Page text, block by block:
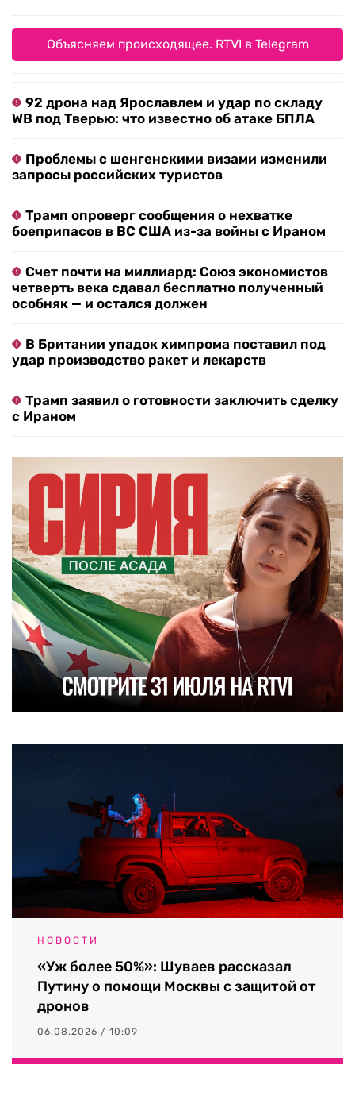
Объясняем происходящее. RTVI в Telegram
92 дрона над Ярославлем и удар по складу
WB под Тверью: что известно об атаке БПЛА
Проблемы с шенгенскими визами изменили
запросы российских туристов
Трамп опроверг сообщения о нехватке
боеприпасов в ВС США из-за войны с Ираном
Счет почти на миллиард: Союз экономистов
четверть века сдавал бесплатно полученный
особняк — и остался должен
В Британии упадок химпрома поставил под
удар производство ракет и лекарств
Трамп заявил о готовности заключить сделку
с Ираном
НОВОСТИ
«Уж более 50%»: Шуваев рассказал
Путину о помощи Москвы с защитой от
дронов
06.08.2026 / 10:09